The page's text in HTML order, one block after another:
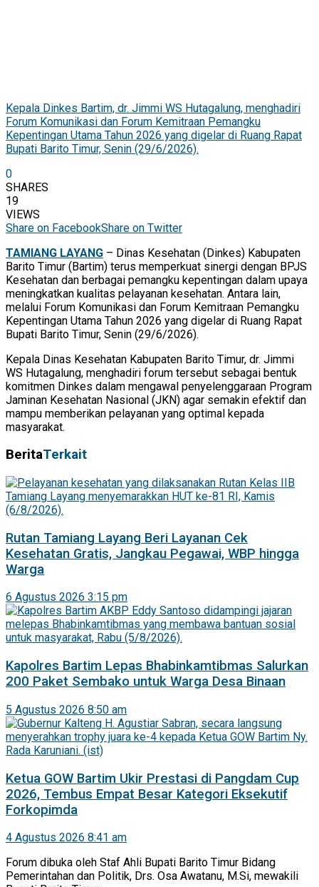
Kepala Dinkes Bartim, dr. Jimmi WS Hutagalung, menghadiri
Forum Komunikasi dan Forum Kemitraan Pemangku
Kepentingan Utama Tahun 2026 yang digelar di Ruang Rapat
Bupati Barito Timur, Senin (29/6/2026).
0
SHARES
19
VIEWS
Share on FacebookShare on Twitter
TAMIANG LAYANG – Dinas Kesehatan (Dinkes) Kabupaten
Barito Timur (Bartim) terus memperkuat sinergi dengan BPJS
Kesehatan dan berbagai pemangku kepentingan dalam upaya
meningkatkan kualitas pelayanan kesehatan. Antara lain,
melalui Forum Komunikasi dan Forum Kemitraan Pemangku
Kepentingan Utama Tahun 2026 yang digelar di Ruang Rapat
Bupati Barito Timur, Senin (29/6/2026).
Kepala Dinas Kesehatan Kabupaten Barito Timur, dr. Jimmi
WS Hutagalung, menghadiri forum tersebut sebagai bentuk
komitmen Dinkes dalam mengawal penyelenggaraan Program
Jaminan Kesehatan Nasional (JKN) agar semakin efektif dan
mampu memberikan pelayanan yang optimal kepada
masyarakat.
BeritaTerkait
Rutan Tamiang Layang Beri Layanan Cek
Kesehatan Gratis, Jangkau Pegawai, WBP hingga
Warga
6 Agustus 2026 3:15 pm
Kapolres Bartim Lepas Bhabinkamtibmas Salurkan
200 Paket Sembako untuk Warga Desa Binaan
5 Agustus 2026 8:50 am
Ketua GOW Bartim Ukir Prestasi di Pangdam Cup
2026, Tembus Empat Besar Kategori Eksekutif
Forkopimda
4 Agustus 2026 8:41 am
Forum dibuka oleh Staf Ahli Bupati Barito Timur Bidang
Pemerintahan dan Politik, Drs. Osa Awatanu, M.Si, mewakili